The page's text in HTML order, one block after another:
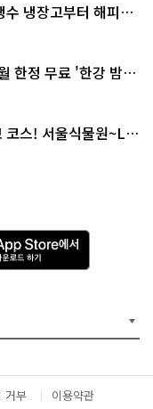
냉장고부터 해피소
한정 무료 '한강 밤
코스! 서울식물원~LG
A
p
p
e
서
다
운
거부 이용약관